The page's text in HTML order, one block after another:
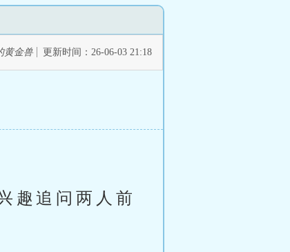
黄金兽 更新时间：26-06-03 21:18
趣追问两人前